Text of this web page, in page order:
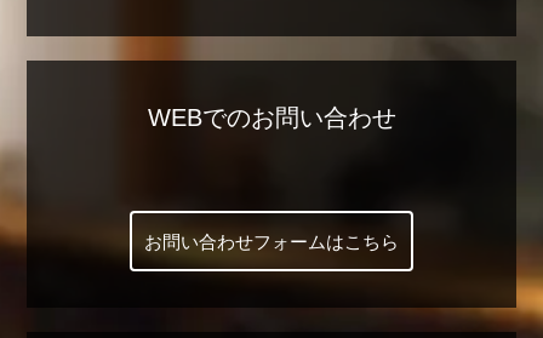
WEBでのお問い合わせ
お問い合わせフォームはこちら